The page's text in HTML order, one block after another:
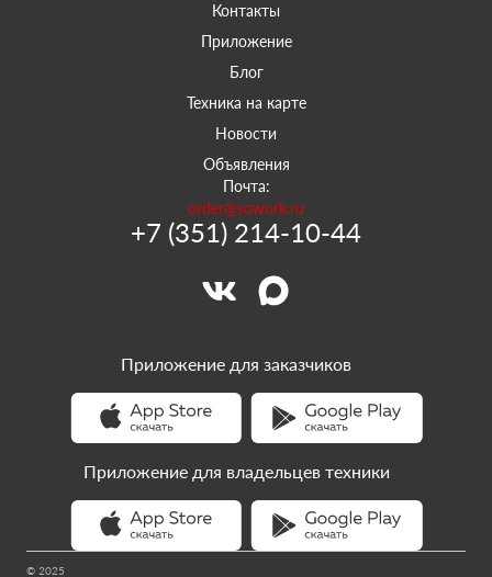
Контакты
Приложение
Блог
Техника на карте
Новости
Объявления
Почта:
order@sowork.ru
+7 (351) 214-10-44
© 2025
Приложение для заказчиков
Приложение для владельцев техники